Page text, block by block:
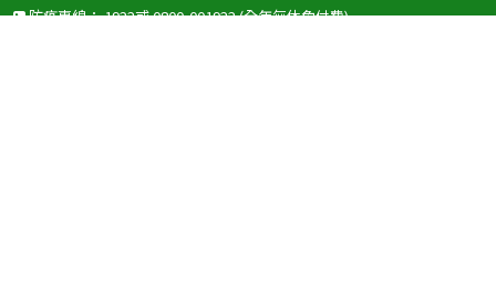
防疫專線：1922或0800-001922(全年無休免付費)